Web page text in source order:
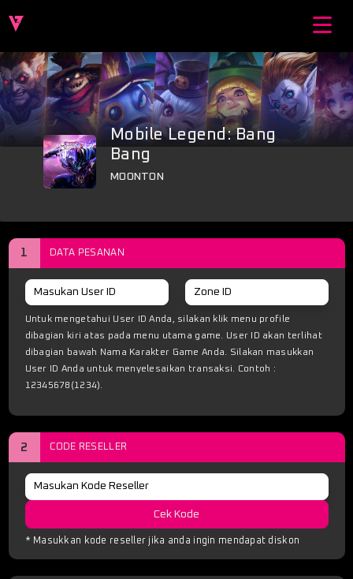
Mobile Legend: Bang
Bang
MOONTON
1 DATA PESANAN
Untuk mengetahui User ID Anda, silakan klik menu profile
dibagian kiri atas pada menu utama game. User ID akan terlihat
dibagian bawah Nama Karakter Game Anda. Silakan masukkan
User ID Anda untuk menyelesaikan transaksi. Contoh :
12345678(1234).
2 CODE RESELLER
Cek Kode
* Masukkan kode reseller jika anda ingin mendapat diskon